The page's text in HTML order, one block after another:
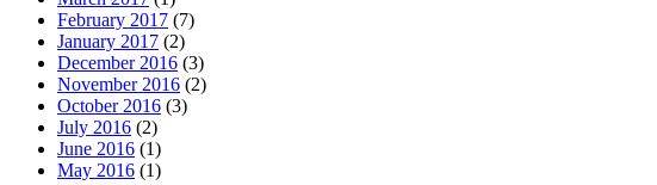
February 2017 (7)
January 2017 (2)
December 2016 (3)
November 2016 (2)
October 2016 (3)
July 2016 (2)
June 2016 (1)
May 2016 (1)